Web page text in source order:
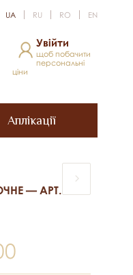
UA RU RO EN
Увійти
щоб побачити
персональні
ціни
Аплікації
— АРТ.